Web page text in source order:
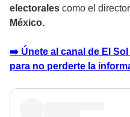
electorales como el
México.
➡️ Únete al canal de El
para no perderte la